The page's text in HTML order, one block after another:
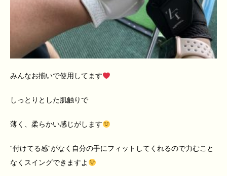
みんなお揃いで使用してます
しっとりとした肌触りで
薄く、柔らかい感じがします
“付けてる感“がなく自分の手にフィットしてくれるので力むこと
なくスイングできますよ